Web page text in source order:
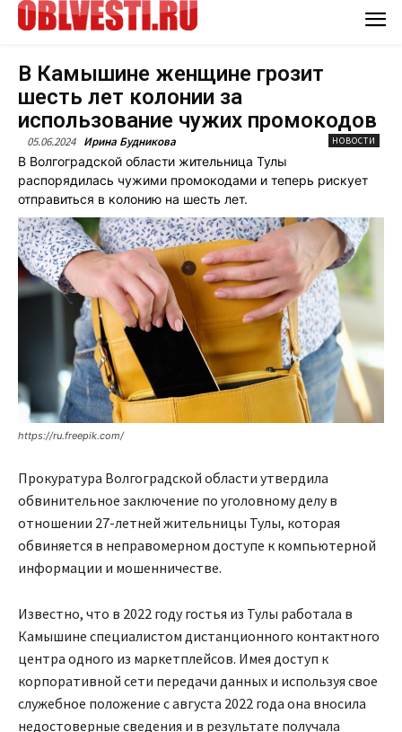
В Камышине женщине грозит
шесть лет колонии за
использование чужих промокодов
05.06.2024 Ирина Будникова НОВОСТИ
В Волгоградской области жительница Тулы
распорядилась чужими промокодами и теперь рискует
отправиться в колонию на шесть лет.
https://ru.freepik.com/
Прокуратура Волгоградской области утвердила
обвинительное заключение по уголовному делу в
отношении 27-летней жительницы Тулы, которая
обвиняется в неправомерном доступе к компьютерной
информации и мошенничестве.
Известно, что в 2022 году гостья из Тулы работала в
Камышине специалистом дистанционного контактного
центра одного из маркетплейсов. Имея доступ к
корпоративной сети передачи данных и используя свое
служебное положение с августа 2022 года она вносила
недостоверные сведения и в результате получала